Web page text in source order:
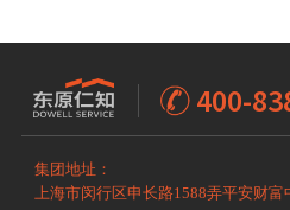
400-
集团地址：
上海市闵行区申长路1588弄平安财富